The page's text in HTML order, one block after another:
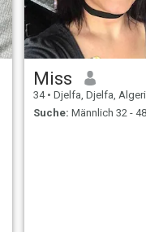
Miss
34 • Djelfa, Djelfa,
Suche: Männlich 32 - 48